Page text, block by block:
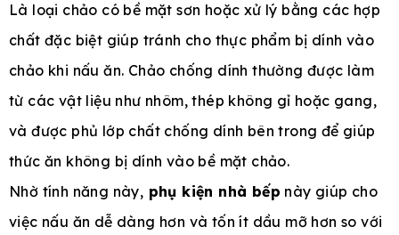
Là loại chảo có bề mặt sơn hoặc xử lý bằng các hợp
chất đặc biệt giúp tránh cho thực phẩm bị dính vào
chảo khi nấu ăn. Chảo chống dính thường được làm
từ các vật liệu như nhôm, thép không gỉ hoặc gang,
và được phủ lớp chất chống dính bên trong để giúp
thức ăn không bị dính vào bề mặt chảo.
Nhờ tính năng này, phụ kiện nhà bếp này giúp cho
việc nấu ăn dễ dàng hơn và tốn ít dầu mỡ hơn so với